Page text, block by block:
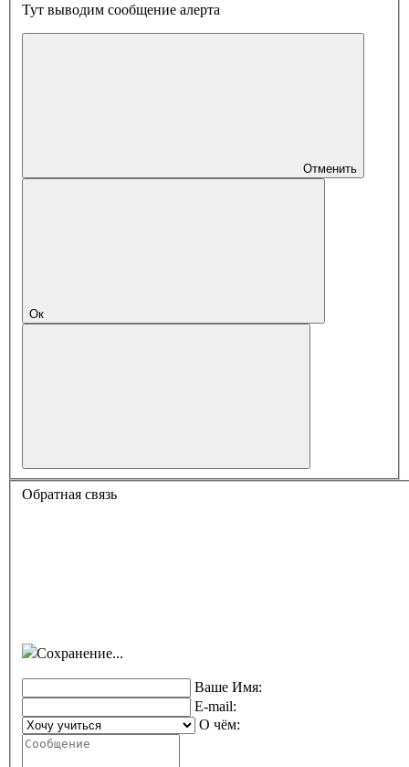
Тут выводим сообщение алерта
Отменить
Ок
Обратная связь
Сохранение...
Ваше Имя:
E-mail:
О чём: